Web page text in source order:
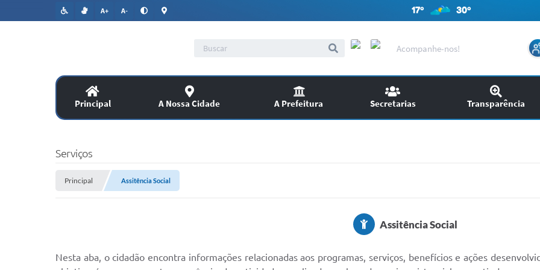
A+ A- 17º 30º
Acompanhe-nos!
Principal A Nossa Cidade A Prefeitura Secretarias Transparência
Assitência Social
Serviços
Principal Assitência Social
Assitência Social
Nesta aba, o cidadão encontra informações relacionadas aos programas, serviços, benefícios e ações